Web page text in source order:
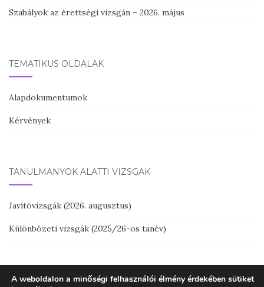
Szabályok az érettségi vizsgán – 2026. május
TEMATIKUS OLDALAK
Alapdokumentumok
Kérvények
TANULMÁNYOK ALATTI VIZSGÁK
Javítóvizsgák (2026. augusztus)
Különbözeti vizsgák (2025/26-os tanév)
A weboldalon a minőségi felhasználói élmény érdekében sütiket